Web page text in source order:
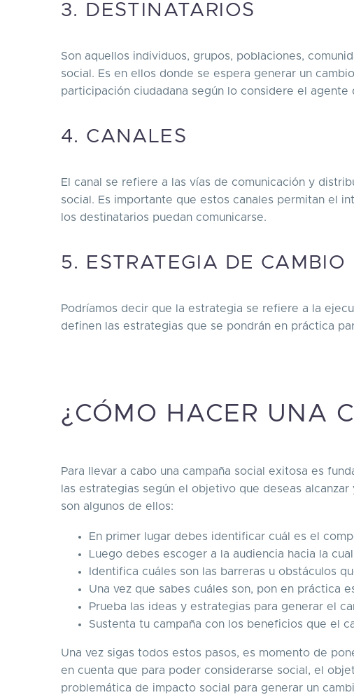
3. DESTINATARIOS
Son aquellos individuos, grupos, poblaciones,
social. Es en ellos donde se espera generar un
participación ciudadana según lo considere el agente
4. CANALES
El canal se refiere a las vías de comunicación y
social. Es importante que estos canales permitan el
los destinatarios puedan comunicarse.
5. ESTRATEGIA DE CAMBIO
Podríamos decir que la estrategia se refiere a la
definen las estrategias que se pondrán en práctica
¿CÓMO HACER UNA
Para llevar a cabo una campaña social exitosa es
las estrategias según el objetivo que deseas
son algunos de ellos:
En primer lugar debes identificar cuál es el
Luego debes escoger a la audiencia hacia la
Identifica cuáles son las barreras u obstáculos
Una vez que sabes cuáles son, pon en práctica
Prueba las ideas y estrategias para generar el
Sustenta tu campaña con los beneficios que el
Una vez sigas todos estos pasos, es momento de
en cuenta que para poder considerarse social, el
problemática de impacto social para generar un